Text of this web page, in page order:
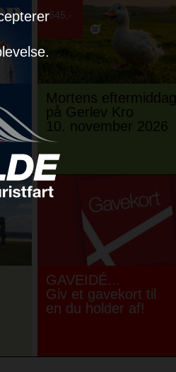
645,-
Mortens eftermiddag
på Gerlev Kro
10. november 2026
GAVEIDÉ...
Giv et gavekort til
en du holder af!